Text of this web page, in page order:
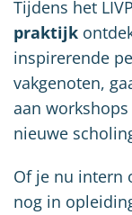
Tijdens het
praktijk
inspirerende
vakgenoten,
aan
nieuwe
Of je nu intern
nog in